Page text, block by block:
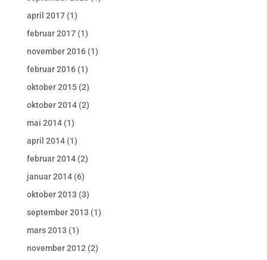
april 2017(1)
februar 2017(1)
november 2016(1)
februar 2016(1)
oktober 2015(2)
oktober 2014(2)
mai 2014(1)
april 2014(1)
februar 2014(2)
januar 2014(6)
oktober 2013 (3)
september 2013 (1)
mars 2013 (1)
november 2012 (2)